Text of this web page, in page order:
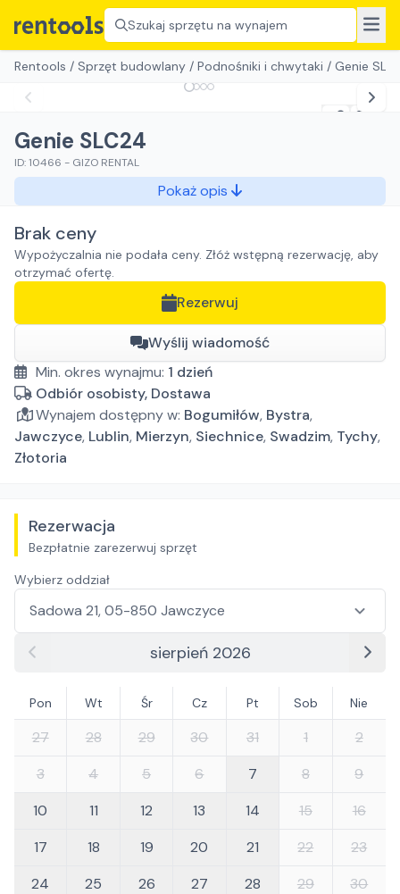
Szukaj sprzętu na wynajem
Rentools / Sprzęt budowlany / Podnośniki i chwytaki / Genie
Genie SLC24
ID:10466 - GIZO RENTAL
Pokaż opis
Brak ceny
Wypożyczalnia nie podała ceny. Złóż wstępną rezerwację, aby
otrzymać ofertę.
Rezerwuj
Wyślij wiadomość
Min. okres wynajmu: 1 dzień
Odbiór osobisty, Dostawa
Wynajem dostępny w: Bogumiłów, Bystra,
Jawczyce, Lublin, Mierzyn, Siechnice, Swadzim, Tychy,
Złotoria
Rezerwacja
Bezpłatnie zarezerwuj sprzęt
Wybierz oddział
sierpień 2026
Pon Wt Śr Cz Pt Sob Nie
27 28 29 30 31 1
2
3
4 5 6 7 8
9
10
11 12 13 14 15
16
17
18 19 20 21 22
23
24
25 26 27 28 29
30